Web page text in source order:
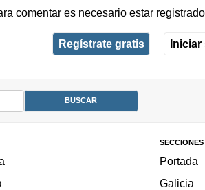
comentar es necesario estar registrado
Regístrate gratis Iniciar
SECCIONES
Portada
Galicia